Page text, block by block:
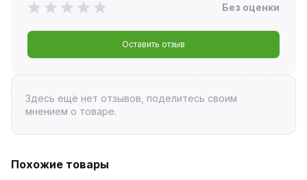
Без оценки
Оставить отзыв
Здесь ещё нет отзывов, поделитесь своим
мнением о товаре.
Похожие товары